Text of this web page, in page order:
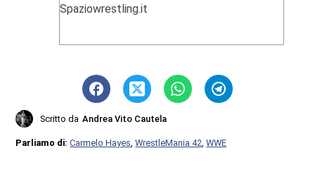
Spaziowrestling.it
Scritto da Andrea Vito Cautela
Parliamo di:Carmelo Hayes ,WrestleMania 42 ,WWE